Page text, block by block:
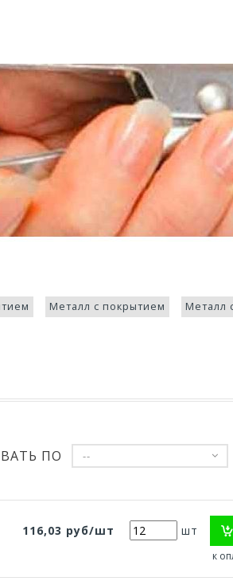
Металл с покрытием Металл
ПО --
116,03 руб/шт шт
к